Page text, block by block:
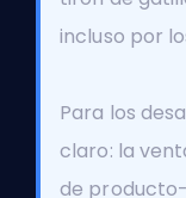
incluso por
Para los
claro: la
de